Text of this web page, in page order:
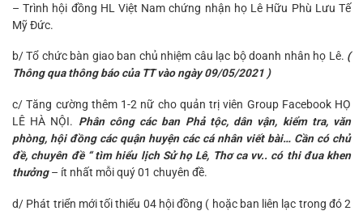
– Trình hội đồng HL Việt Nam chứng nhận họ Lê Hữu Phù Lưu Tế
Mỹ Đức.
b/ Tổ chức bàn giao ban chủ nhiệm câu lạc bộ doanh nhân họ Lê. (
Thông qua thông báo của TT vào ngày 09/05/2021 )
c/ Tăng cường thêm 1-2 nữ cho quản trị viên Group Facebook HỌ
LÊ HÀ NỘI. Phân công các ban Phả tộc, dân vận, kiểm tra, văn
phòng, hội đồng các quận huyện các cá nhân viết bài… Cần có chủ
đề, chuyên đề “ tìm hiểu lịch Sử họ Lê, Thơ ca vv.. có thi đua khen
thưởng– ít nhất mỗi quý 01 chuyên đề.
d/ Phát triển mới tối thiểu 04 hội đồng ( hoặc ban liên lạc trong đó 2